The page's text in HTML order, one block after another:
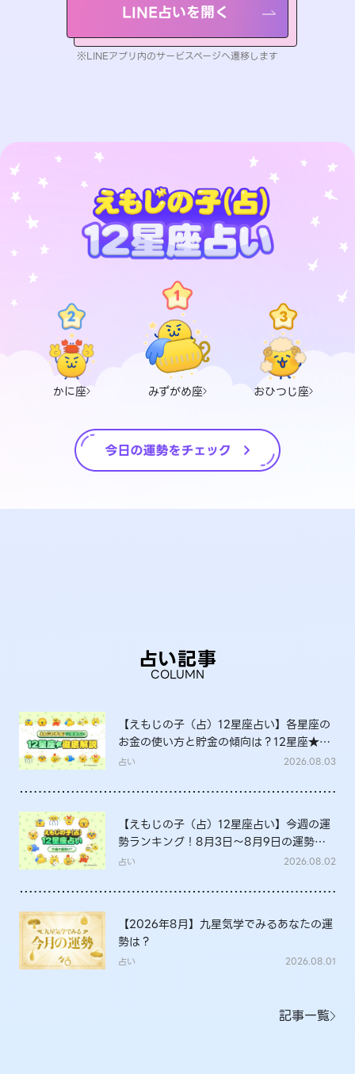
LINE占いを開く
※LINEアプリ内のサービスページへ遷移します
かに座 みずがめ座 おひつじ座
占い記事
COLUMN
【えもじの子（占）12星座占い】各星座の
お金の使い方と貯金の傾向は？12星座★徹
底解説
占い 2026.08.03
【えもじの子（占）12星座占い】今週の運
勢ランキング！8月3日～8月9日の運勢
は？
占い 2026.08.02
【2026年8月】九星気学でみるあなたの運
勢は？
占い 2026.08.01
記事一覧